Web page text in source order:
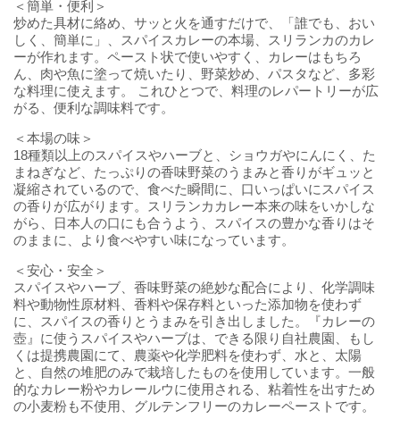
＜簡単・便利＞
炒めた具材に絡め、サッと火を通すだけで、「誰でも、おい
しく、簡単に」、スパイスカレーの本場、スリランカのカレ
ーが作れます。ペースト状で使いやすく、カレーはもちろ
ん、肉や魚に塗って焼いたり、野菜炒め、パスタなど、多彩
な料理に使えます。 これひとつで、料理のレパートリーが広
がる、便利な調味料です。
＜本場の味＞
18種類以上のスパイスやハーブと、ショウガやにんにく、た
まねぎなど、たっぷりの香味野菜のうまみと香りがギュッと
凝縮されているので、食べた瞬間に、口いっぱいにスパイス
の香りが広がります。スリランカカレー本来の味をいかしな
がら、日本人の口にも合うよう、スパイスの豊かな香りはそ
のままに、より食べやすい味になっています。
＜安心・安全＞
スパイスやハーブ、香味野菜の絶妙な配合により、化学調味
料や動物性原材料、香料や保存料といった添加物を使わず
に、スパイスの香りとうまみを引き出しました。『カレーの
壺』に使うスパイスやハーブは、できる限り自社農園、もし
くは提携農園にて、農薬や化学肥料を使わず、水と、太陽
と、自然の堆肥のみで栽培したものを使用しています。一般
的なカレー粉やカレールウに使用される、粘着性を出すため
の小麦粉も不使用、グルテンフリーのカレーペーストです。